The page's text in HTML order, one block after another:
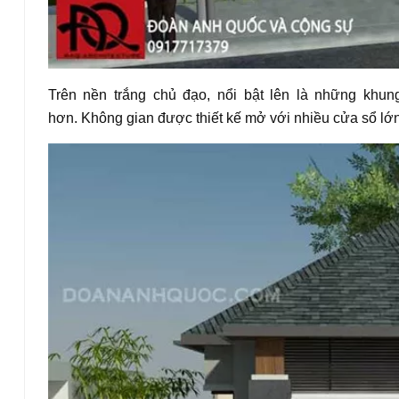
Trên nền trắng chủ đạo, nổi bật lên là những
hơn. Không gian được thiết kế mở với nhiều cửa sổ